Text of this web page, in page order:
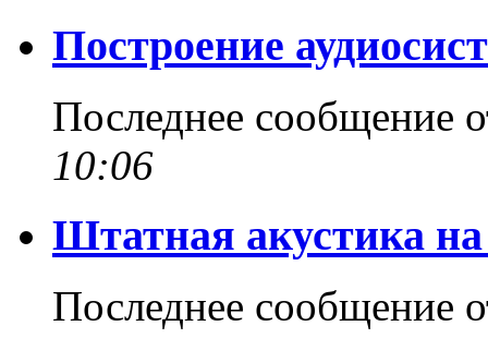
Построение
Последнее сообщение
10:06
Штатная акустика
Последнее сообщение